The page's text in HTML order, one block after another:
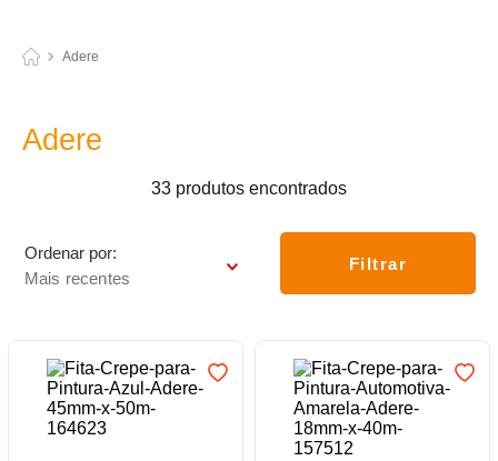
Adere
Adere
33 produtos
Ordenar por
Mais recentes
Filtrar